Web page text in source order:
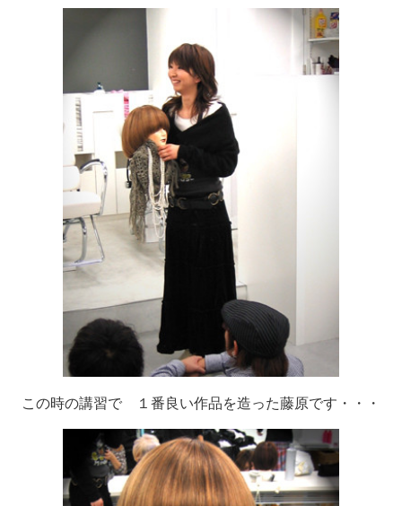
この時の講習で １番良い作品を造った藤原です・・・